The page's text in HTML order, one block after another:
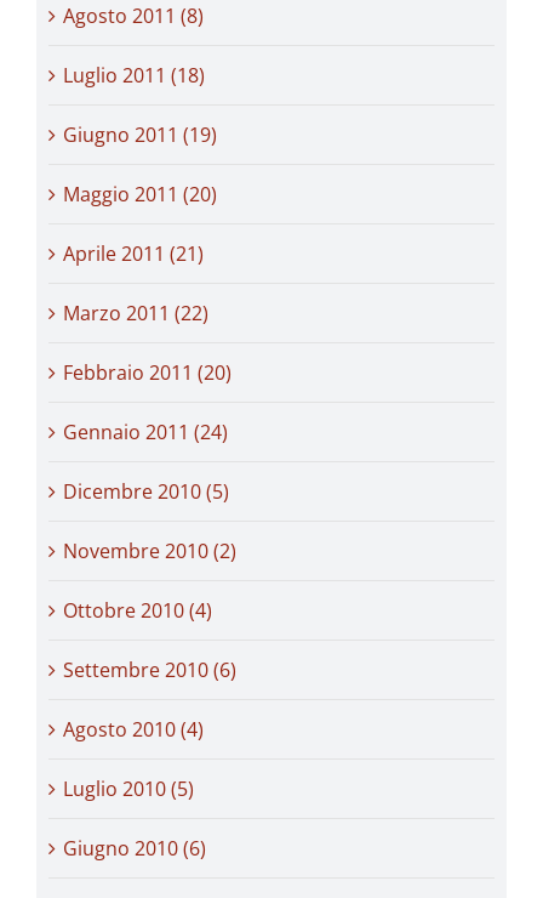
Agosto 2011 (8)
Luglio 2011 (18)
Giugno 2011 (19)
Maggio 2011 (20)
Aprile 2011 (21)
Marzo 2011 (22)
Febbraio 2011 (20)
Gennaio 2011 (24)
Dicembre 2010 (5)
Novembre 2010 (2)
Ottobre 2010 (4)
Settembre 2010 (6)
Agosto 2010 (4)
Luglio 2010 (5)
Giugno 2010 (6)